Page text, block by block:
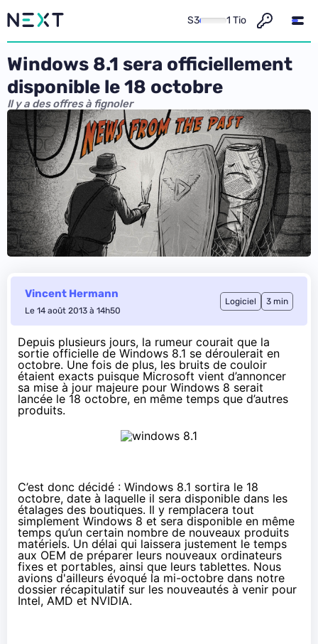
S3 1 Tio
Windows 8.1 sera officiellement
disponible le 18 octobre
Il y a des offres à fignoler
Vincent Hermann
Le 14 août 2013 à 14h50
Logiciel 3 min
Depuis plusieurs jours, la rumeur courait que la
sortie officielle de Windows 8.1 se déroulerait en
octobre. Une fois de plus, les bruits de couloir
étaient exacts puisque Microsoft vient d’annoncer
sa mise à jour majeure pour Windows 8 serait
lancée le 18 octobre, en même temps que d’autres
produits.
C’est donc décidé : Windows 8.1 sortira le 18
octobre, date à laquelle il sera disponible dans les
étalages des boutiques. Il y remplacera tout
simplement Windows 8 et sera disponible en même
temps qu’un certain nombre de nouveaux produits
matériels. Un délai qui laissera justement le temps
aux OEM de préparer leurs nouveaux ordinateurs
fixes et portables, ainsi que leurs tablettes. Nous
avions d'ailleurs évoqué la mi-octobre dans notre
dossier récapitulatif sur les nouveautés à venir pour
Intel, AMD et NVIDIA.